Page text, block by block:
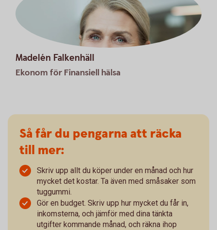
Madelén Falkenhäll
Ekonom för Finansiell hälsa
Så får du pengarna att räcka
till mer:
Skriv upp allt du köper under en månad och hur
mycket det kostar. Ta även med småsaker som
tuggummi.
Gör en budget. Skriv upp hur mycket du får in,
inkomsterna, och jämför med dina tänkta
utgifter kommande månad, och räkna ihop